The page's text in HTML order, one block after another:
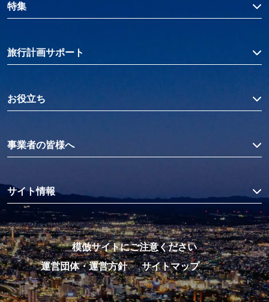
特集
旅行計画サポート
お役立ち
事業者の皆様へ
サイト情報
模倣サイトにご注意ください
運営団体・運営方針
サイトマップ